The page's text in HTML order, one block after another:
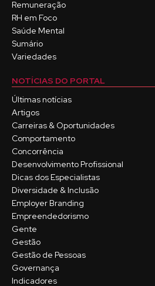
Remuneração
RH em Foco
Saúde Mental
Sumário
Variedades
NOTÍCIAS DO PORTAL
Últimas notícias
Artigos
Carreiras & Oportunidades
Comportamento
Concorrência
Desenvolvimento Profissional
Dicas dos Especialistas
Diversidade & Inclusão
Employer Branding
Empreendedorismo
Gente
Gestão
Gestão de Pessoas
Governança
Indicadores